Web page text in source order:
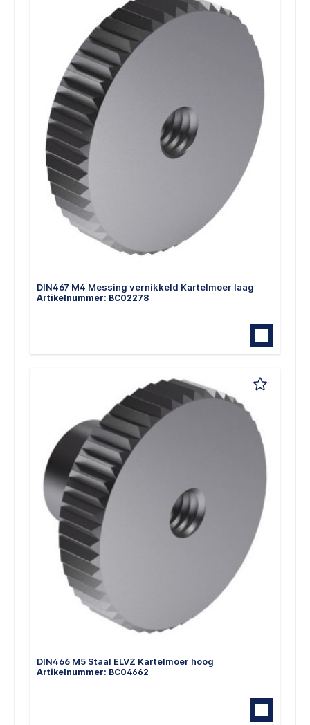
DIN467 M4 Messing vernikkeld Kartelmoer laag
Artikelnummer: BC02278
DIN466 M5 Staal ELVZ Kartelmoer hoog
Artikelnummer: BC04662